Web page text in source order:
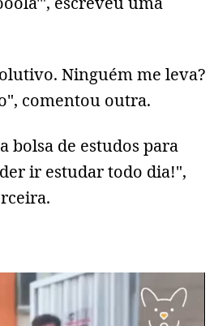
Ninguém me leva?
comentou outra.
bolsa de estudos para
ir estudar todo dia!",